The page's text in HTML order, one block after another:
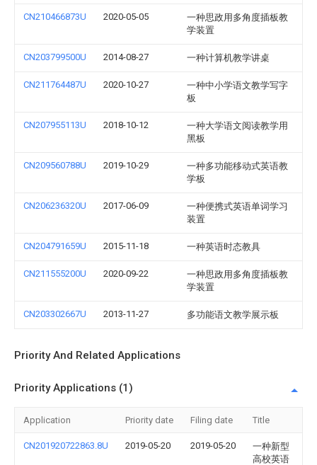
CN210466873U 2020-05-05
一种思政用多角度插板教
学装置
CN203799500U 2014-08-27 一种计算机教学讲桌
CN211764487U 2020-10-27
一种中小学语文教学写字
板
CN207955113U 2018-10-12
一种大学语文阅读教学用
黑板
CN209560788U 2019-10-29
一种多功能移动式英语教
学板
CN206236320U 2017-06-09
一种便携式英语单词学习
装置
CN204791659U 2015-11-18 一种英语时态教具
CN211555200U 2020-09-22
一种思政用多角度插板教
学装置
CN203302667U 2013-11-27 多功能语文教学展示板
Priority And Related Applications
Priority Applications (1)
Application Priority date Filing date Title
CN201920722863.8U 2019-05-20 2019-05-20
一种新型
高校英语